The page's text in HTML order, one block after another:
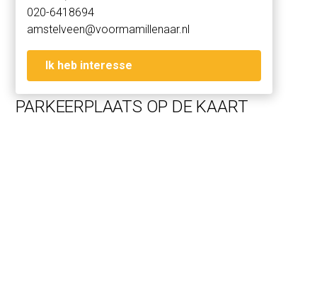
- Elektra en wateraansluitingen aanwezig maar thans niet
aangesloten
020-6418694
amstelveen@voormamillenaar.nl
Ik heb interesse
PARKEERPLAATS OP DE KAART